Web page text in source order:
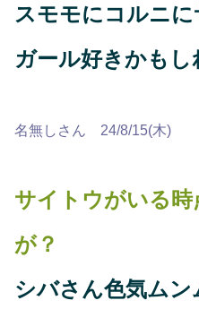
スモモにコルニ
ガール好きかも
名無しさん 24/8/15(木)
サイトウがいる
が？
シバさん色気ム